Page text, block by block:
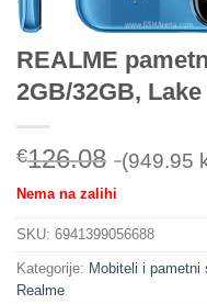
REALME
2GB/32GB,
€126.08 (949.95
Nema na zalihi
SKU: 6941399056688
Kategorije: Mobiteli i pametni
Realme